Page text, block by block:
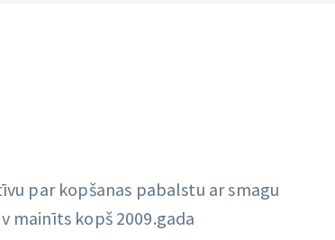
par kopšanas pabalstu ar smagu
mainīts kopš 2009.gada